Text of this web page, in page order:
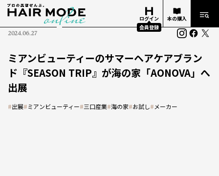
ログイン
会員登録
本の購入
2024.06.27
ミアンビューティーのサマーヘアケアブラン
ド『SEASON TRIP』が海の家「AONOVA」へ
出展
#出展#ミアンビューティー#三口産業#海の家#お試し# メーカー